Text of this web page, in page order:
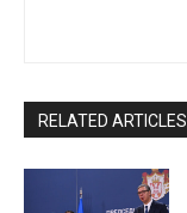
RELATED ARTICLES